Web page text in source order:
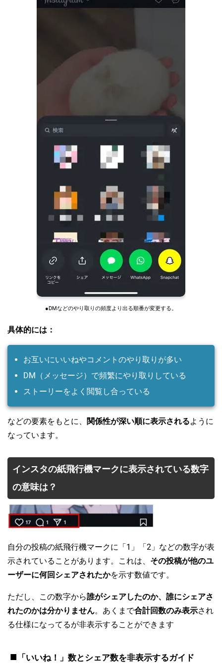
●DMなどのやり取りの頻度より出る順番が変更する。
具体的には：
お互いにいいねやコメントのやり取りが多い
DM（メッセージ）で頻繁にやり取りしている
ストーリーをよく閲覧し合っている
などの要素をもとに、 関係性が深い順に表示されるように
なっています。
インスタの紙飛行機マークに表示されている数字
の意味は？
自分の投稿の紙飛行機マークに「1」「2」などの数字が表
示されていることがあります。これは、 その投稿が他のユ
ーザーに何回シェアされたかを示す数値です。
ただし、この数字から誰がシェアしたのか、誰にシェアさ
れたのかは分かりません。あくまで合計回数のみ表示され
る仕様になってるが非表示することができます
■ 「いいね！」数とシェア数を非表示するガイド